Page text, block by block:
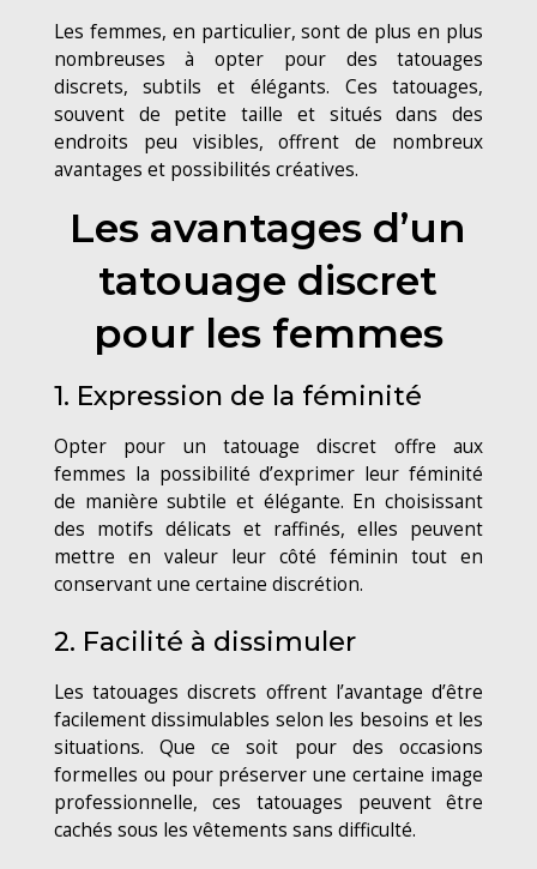
Les femmes, en particulier, sont de plus en plus
nombreuses à opter pour des tatouages
discrets, subtils et élégants. Ces tatouages,
souvent de petite taille et situés dans des
endroits peu visibles, offrent de nombreux
avantages et possibilités créatives.
Les avantages d’un
tatouage discret
pour les femmes
1. Expression de la féminité
Opter pour un tatouage discret offre aux
femmes la possibilité d’exprimer leur féminité
de manière subtile et élégante. En choisissant
des motifs délicats et raffinés, elles peuvent
mettre en valeur leur côté féminin tout en
conservant une certaine discrétion.
2. Facilité à dissimuler
Les tatouages discrets offrent l’avantage d’être
facilement dissimulables selon les besoins et les
situations. Que ce soit pour des occasions
formelles ou pour préserver une certaine image
professionnelle, ces tatouages peuvent être
cachés sous les vêtements sans difficulté.